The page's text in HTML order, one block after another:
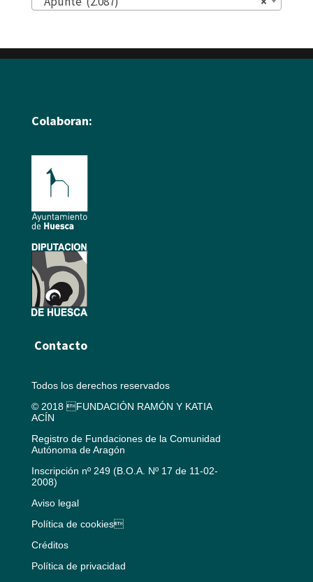
Colaboran:
Contacto
Todos los derechos reservados
© 2018 FUNDACIÓN RAMÓN Y KATIA
ACÍN
Registro de Fundaciones de la Comunidad
Autónoma de Aragón
Inscripción nº 249 (B.O.A. Nº 17 de 11-02-
2008)
Aviso legal
Política de cookies
Créditos
Política de privacidad